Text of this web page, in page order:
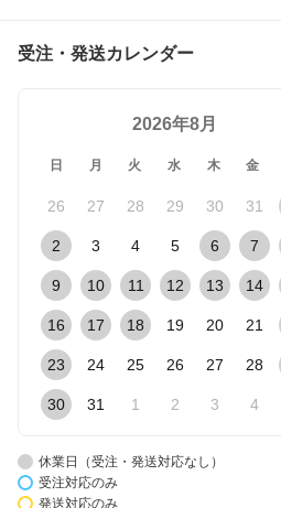
受注・発送カレンダー
2026年8月
日 月 火 水 木 金
26 27 28 29 30 31
2 3 4 5 6 7
9 10 11 12 13 14
16 17 18 19 20 21
23 24 25 26 27 28
30 31 1 2 3 4
休業日（受注・発送対応なし）
受注対応のみ
発送対応のみ